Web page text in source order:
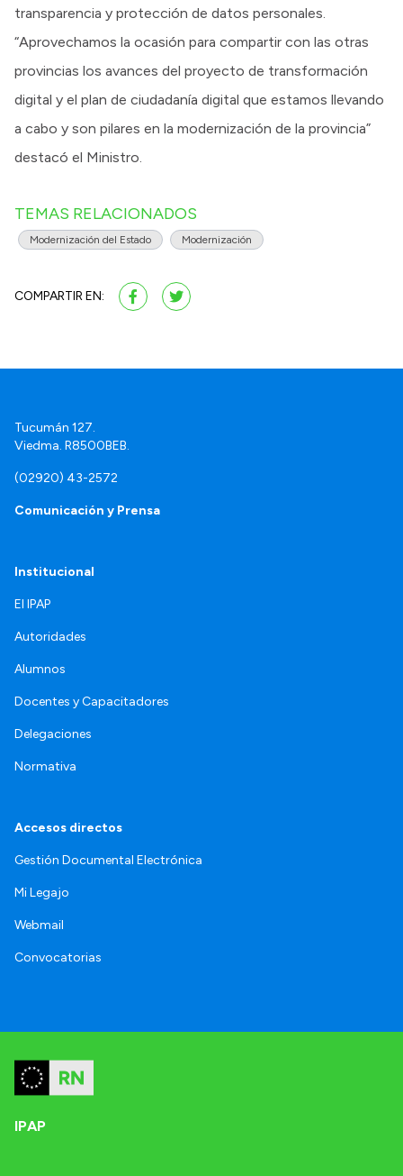
transparencia y protección de datos personales.
“Aprovechamos la ocasión para compartir con las otras
provincias los avances del proyecto de transformación
digital y el plan de ciudadanía digital que estamos llevando
a cabo y son pilares en la modernización de la provincia”
destacó el Ministro.
TEMAS RELACIONADOS
Modernización del Estado Modernización
COMPARTIR EN:
Tucumán 127.
Viedma. R8500BEB.
(02920) 43-2572
Comunicación y Prensa
Institucional
El IPAP
Autoridades
Alumnos
Docentes y Capacitadores
Delegaciones
Normativa
Accesos directos
Gestión Documental Electrónica
Mi Legajo
Webmail
Convocatorias
IPAP